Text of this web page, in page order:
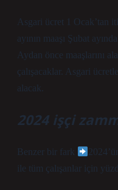
Asgari ücret 1 Ocak’tan
ayının maaşı Şubat
Aydan önce maaşlarını
çalışacaklar. Asgari
alacak.
2024 işçi
Benzer bir fark
ile tüm çalışanlar için